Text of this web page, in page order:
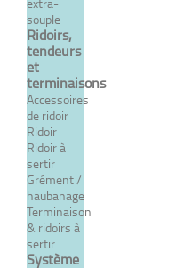
souple
Ridoirs,
tendeurs
et
terminaisons
Accessoires
de ridoir
Ridoir
Ridoir à
sertir
Grément /
haubanage
Terminaison
& ridoirs à
sertir
Système